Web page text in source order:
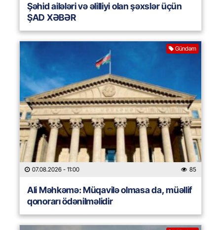
Şəhid ailələri və əlilliyi olan şəxslər üçün
ŞAD XƏBƏR
Gündəm
07.08.2026 - 11:00 85
Ali Məhkəmə: Müqavilə olmasa da, müəllif
qonorarı ödənilməlidir